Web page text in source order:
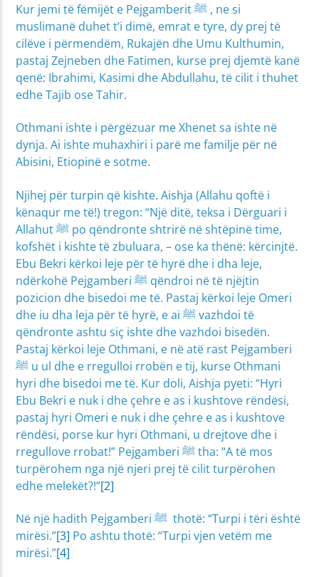
Kur jemi të fëmijët e Pejgamberit ﷺ , ne si
muslimanë duhet t’i dimë, emrat e tyre, dy prej të
cilëve i përmendëm, Rukajën dhe Umu Kulthumin,
pastaj Zejneben dhe Fatimen, kurse prej djemtë kanë
qenë: Ibrahimi, Kasimi dhe Abdullahu, të cilit i thuhet
edhe Tajib ose Tahir.
Othmani ishte i përgëzuar me Xhenet sa ishte në
dynja. Ai ishte muhaxhiri i parë me familje për në
Abisini, Etiopinë e sotme.
Njihej për turpin që kishte. Aishja (Allahu qoftë i
kënaqur me të!) tregon: “Një ditë, teksa i Dërguari i
Allahut ﷺ po qëndronte shtrirë në shtëpinë time,
kofshët i kishte të zbuluara, – ose ka thënë: kërcinjtë.
Ebu Bekri kërkoi leje për të hyrë dhe i dha leje,
ndërkohë Pejgamberi ﷺ qëndroi në të njëjtin
pozicion dhe bisedoi me të. Pastaj kërkoi leje Omeri
dhe iu dha leja për të hyrë, e ai ﷺ vazhdoi të
qëndronte ashtu siç ishte dhe vazhdoi bisedën.
Pastaj kërkoi leje Othmani, e në atë rast Pejgamberi
ﷺ u ul dhe e rregulloi rrobën e tij, kurse Othmani
hyri dhe bisedoi me të. Kur doli, Aishja pyeti: “Hyri
Ebu Bekri e nuk i dhe çehre e as i kushtove rëndësi,
pastaj hyri Omeri e nuk i dhe çehre e as i kushtove
rëndësi, porse kur hyri Othmani, u drejtove dhe i
rregullove rrobat!” Pejgamberi ﷺ tha: “A të mos
turpërohem nga një njeri prej të cilit turpërohen
edhe melekët?!”[2]
Në një hadith Pejgamberi ﷺ thotë: “Turpi i tëri është
mirësi.”[3] Po ashtu thotë: “Turpi vjen vetëm me
mirësi.”[4]